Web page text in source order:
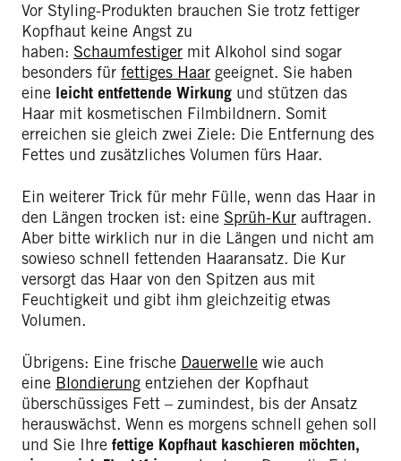
Vor Styling-Produkten brauchen Sie trotz fettiger
Kopfhaut keine Angst zu
haben: Schaumfestiger mit Alkohol sind sogar
besonders für fettiges Haar geeignet. Sie haben
eine leicht entfettende Wirkung und stützen das
Haar mit kosmetischen Filmbildnern. Somit
erreichen sie gleich zwei Ziele: Die Entfernung des
Fettes und zusätzliches Volumen fürs Haar.
Ein weiterer Trick für mehr Fülle, wenn das Haar in
den Längen trocken ist: eine Sprüh-Kur auftragen.
Aber bitte wirklich nur in die Längen und nicht am
sowieso schnell fettenden Haaransatz. Die Kur
versorgt das Haar von den Spitzen aus mit
Feuchtigkeit und gibt ihm gleichzeitig etwas
Volumen.
Übrigens: Eine frische Dauerwelle wie auch
eine Blondierung entziehen der Kopfhaut
überschüssiges Fett – zumindest, bis der Ansatz
herauswächst. Wenn es morgens schnell gehen soll
und Sie Ihre fettige Kopfhaut kaschieren möchten,